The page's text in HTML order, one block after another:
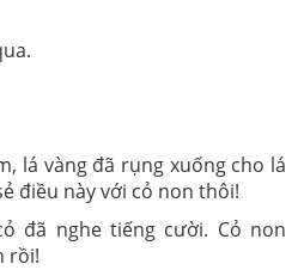
lá vàng đã rụng xuống cho lá
điều này với cỏ non thôi!
đã nghe tiếng cười. Cỏ non
rồi!